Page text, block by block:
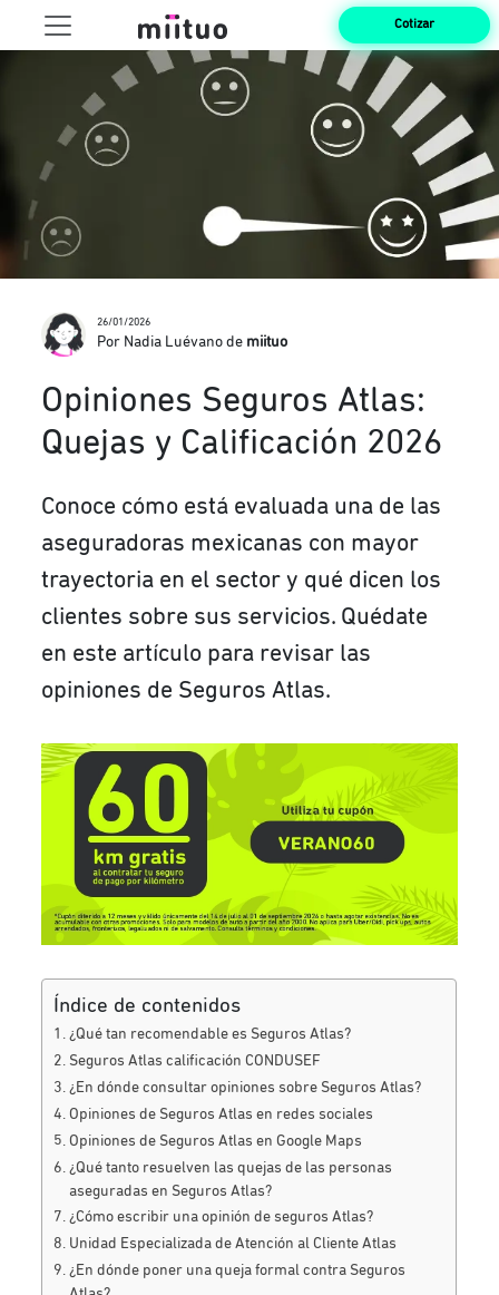
Cotizar
26/01/2026
Por Nadia Luévano de miituo
Opiniones Seguros Atlas:
Quejas y Calificación 2026
Conoce cómo está evaluada una de las
aseguradoras mexicanas con mayor
trayectoria en el sector y qué dicen los
clientes sobre sus servicios. Quédate
en este artículo para revisar las
opiniones de Seguros Atlas.
Índice de contenidos
¿Qué tan recomendable es Seguros Atlas?
Seguros Atlas calificación CONDUSEF
¿En dónde consultar opiniones sobre Seguros Atlas?
Opiniones de Seguros Atlas en redes sociales
Opiniones de Seguros Atlas en Google Maps
¿Qué tanto resuelven las quejas de las personas
aseguradas en Seguros Atlas?
¿Cómo escribir una opinión de seguros Atlas?
Unidad Especializada de Atención al Cliente Atlas
¿En dónde poner una queja formal contra Seguros